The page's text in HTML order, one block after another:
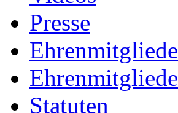
Presse
Statuten